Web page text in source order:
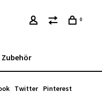
0
Zubehör
Twitter Pinterest